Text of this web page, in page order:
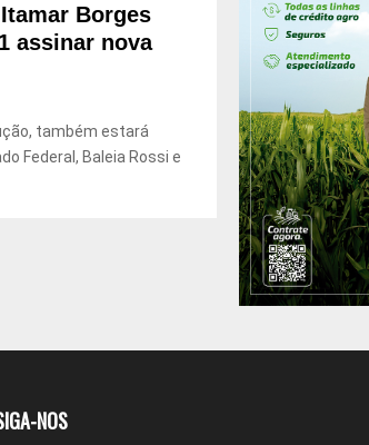
Borges
assinar nova
também estará
Federal, Baleia Rossi e
NOS